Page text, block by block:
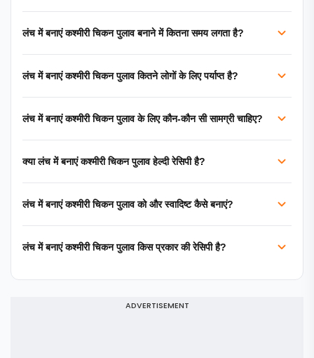
लंच में बनाएं कश्मीरी चिकन पुलाव बनाने में कितना समय लगता है?
लंच में बनाएं कश्मीरी चिकन पुलाव कितने लोगों के लिए पर्याप्त है?
लंच में बनाएं कश्मीरी चिकन पुलाव के लिए कौन-कौन सी सामग्री चाहिए?
क्या लंच में बनाएं कश्मीरी चिकन पुलाव हेल्दी रेसिपी है?
लंच में बनाएं कश्मीरी चिकन पुलाव को और स्वादिष्ट कैसे बनाएं?
लंच में बनाएं कश्मीरी चिकन पुलाव किस प्रकार की रेसिपी है?
ADVERTISEMENT